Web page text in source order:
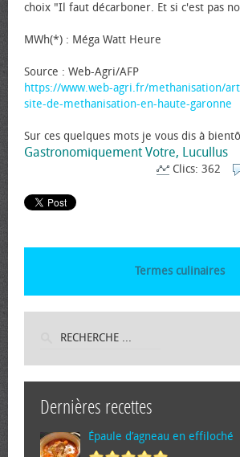
choix "Il faut décarboner. Et si c'est pas
MWh(*) : Méga Watt Heure
Source : Web-Agri/AFP
https://www.web-agri.fr/methanisation/
site-de-methanisation-en-haute-garonne
Sur ces quelques mots je vous dis à
Gastronomiquement Votre, Lucullus
Clics: 362
Termes culinaires
Dernières recettes
Épaule d’agneau en effiloché